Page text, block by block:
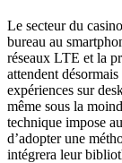
Le secteur du
bureau au
réseaux LTE et la
attendent
expériences sur
même sous la
technique impose
d’adopter une
intégrera leur